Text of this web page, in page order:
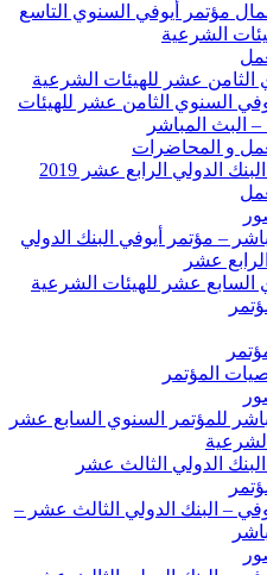
مؤتمر أيوفي السنوي التاسع
الشرعية
الثامن عشر للهيئات الشرعية
السنوي الثامن عشر للهيئات
البث المباشر
و المحاضرات
الدولي الرابع عشر 2019
– مؤتمر أيوفي البنك الدولي
عشر
السابع عشر للهيئات الشرعية
المؤتمر
للمؤتمر السنوي السابع عشر
الدولي الثالث عشر
– البنك الدولي الثالث عشر –